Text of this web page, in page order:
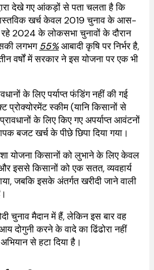
देखे गए आंकड़ों से पता चलता है कि
खर्च केवल 2019 चुनाव के आस-
2024 के लोकसभा चुनावों के दौरान
लगभग55%आबादी कृषि पर निर्भर है,
वर्षों में सरकार ने इस योजना पर एक भी
के लिए पर्याप्त फंडिंग नहीं की गई
प्रोक्योरमेंट स्कीम (यानि किसानों से
के लिए किए गए अपर्याप्त आवंटनों
बजट खर्च के पीछे छिपा दिया गया।
योजना किसानों को लुभाने के लिए केवल
इससे किसानों को एक सतत, व्यवहार्य
जबकि इसके अंतर्गत खरीदी जाने वाली
चुनाव मैदान में हैं, लेकिन इस बार वह
दोगुनी करने के वादे का ढिंढोरा नहीं
से हटा दिया है।